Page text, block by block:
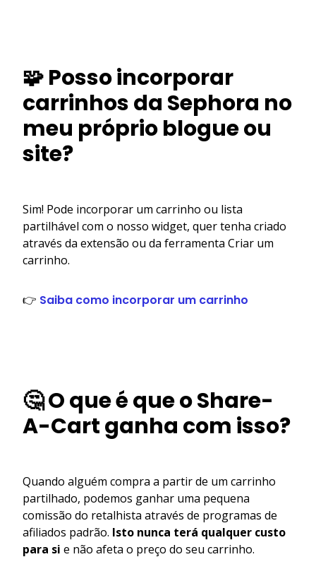
🧩 Posso incorporar
carrinhos da Sephora no
meu próprio blogue ou
site?
Sim! Pode incorporar um carrinho ou lista
partilhável com o nosso widget, quer tenha criado
através da extensão ou da ferramenta Criar um
carrinho.
👉 Saiba como incorporar um carrinho
🤔 O que é que o Share-
A-Cart ganha com isso?
Quando alguém compra a partir de um carrinho
partilhado, podemos ganhar uma pequena
comissão do retalhista através de programas de
afiliados padrão. Isto nunca terá qualquer custo
para si e não afeta o preço do seu carrinho.